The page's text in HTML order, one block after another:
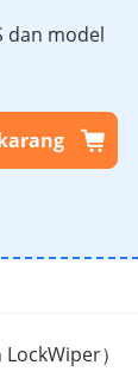
dan model
）